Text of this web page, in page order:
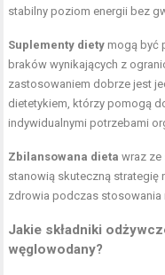
stabilny poziom energii bez
Suplementy diety mogą być
braków wynikających z
zastosowaniem dobrze jest
dietetykiem, którzy pomogą
indywidualnymi potrzebami
Zbilansowana dieta wraz ze
stanowią skuteczną strategię
zdrowia podczas stosowania
Jakie składniki
węglowodany?